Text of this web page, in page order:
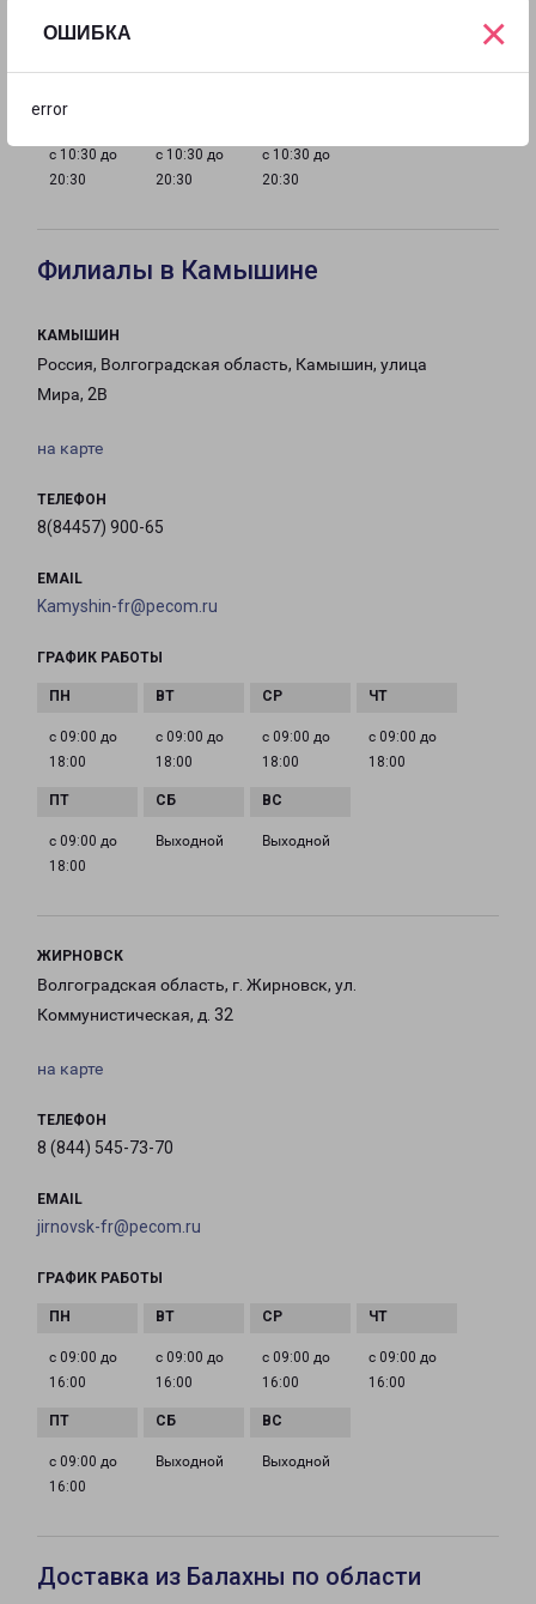
ОШИБКА
error
×
20:30
20:30
20:30
20:30
с 10:30 до
20:30
с 10:30 до
20:30
с 10:30 до
20:30
Филиалы в Камышине
КАМЫШИН
Россия, Волгоградская область, Камышин, улица
Мира, 2В
на карте
ТЕЛЕФОН
8(84457) 900-65
EMAIL
Kamyshin-fr@pecom.ru
ГРАФИК РАБОТЫ
с 09:00 до
18:00
с 09:00 до
18:00
с 09:00 до
18:00
с 09:00 до
18:00
с 09:00 до
18:00
Выходной Выходной
ЖИРНОВСК
Волгоградская область, г. Жирновск, ул.
Коммунистическая, д. 32
на карте
ТЕЛЕФОН
8 (844) 545-73-70
EMAIL
jirnovsk-fr@pecom.ru
ГРАФИК РАБОТЫ
с 09:00 до
16:00
с 09:00 до
16:00
с 09:00 до
16:00
с 09:00 до
16:00
с 09:00 до
16:00
Выходной Выходной
Доставка из Балахны по области